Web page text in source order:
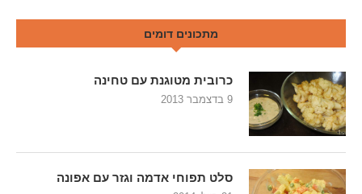
מתכונים דומים
כרובית מטוגנת עם טחינה
9 בדצמבר 2013
סלט תפוחי אדמה וגזר עם אפונה